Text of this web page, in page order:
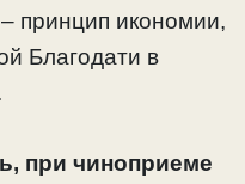
принцип икономии,
Благодати в
при чиноприеме